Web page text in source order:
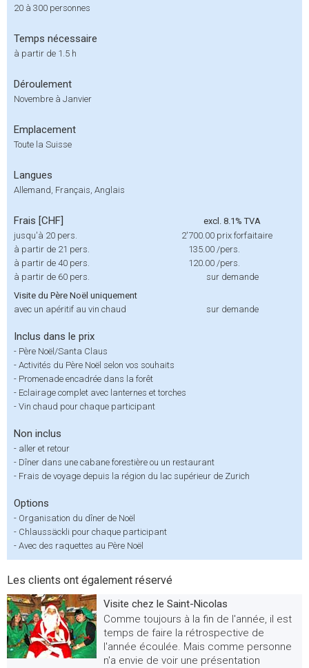
20 à 300 personnes
Temps nécessaire
à partir de 1.5 h
Déroulement
Novembre à Janvier
Emplacement
Toute la Suisse
Langues
Allemand, Français, Anglais
Frais [CHF]
excl. 8.1% TVA
jusqu'à 20 pers.
2'700.00 prix forfaitaire
à partir de 21 pers.
135.00 /pers.
à partir de 40 pers.
120.00 /pers.
à partir de 60 pers.
sur demande
Visite du Père Noël uniquement
avec un apéritif au vin chaud
sur demande
Inclus dans le prix
- Père Noël/Santa Claus
- Activités du Père Noël selon vos souhaits
- Promenade encadrée dans la forêt
- Eclairage complet avec lanternes et torches
- Vin chaud pour chaque participant
Non inclus
- aller et retour
- Dîner dans une cabane forestière ou un restaurant
- Frais de voyage depuis la région du lac supérieur de Zurich
Options
- Organisation du dîner de Noël
- Chlaussäckli pour chaque participant
- Avec des raquettes au Père Noël
Les clients ont également réservé
Visite chez le Saint-Nicolas
Comme toujours à la fin de l'année, il est
temps de faire la rétrospective de
l'année écoulée. Mais comme personne
n'a envie de voir une présentation